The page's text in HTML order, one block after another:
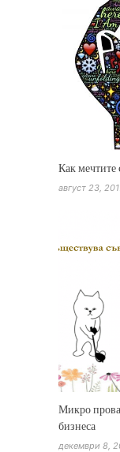
Как мечтите
август 23,
Микро
бизнеса
декември 8,